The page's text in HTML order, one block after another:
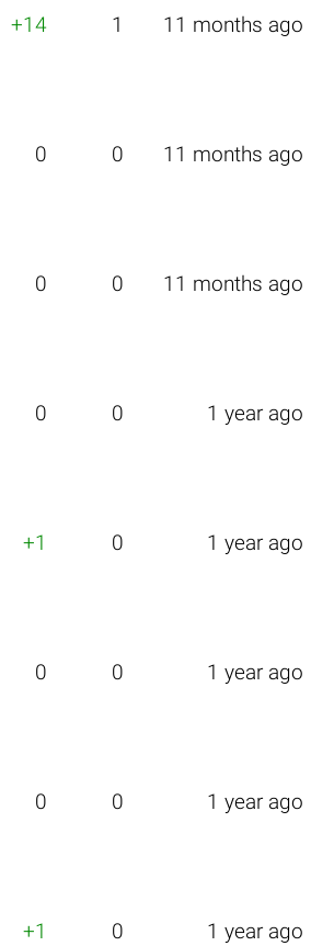
+14 1 11 months ago
0 0 11 months ago
0 0 11 months ago
0 0 1 year ago
+1 0 1 year ago
0 0 1 year ago
0 0 1 year ago
+1 0 1 year ago